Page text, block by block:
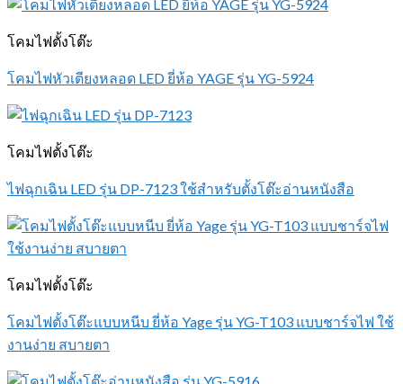
โคมไฟตั้งโต๊ะ
โคมไฟหัวเตียงหลอด LED ยี่ห้อ YAGE รุ่น YG-5924
โคมไฟตั้งโต๊ะ
ไฟฉุกเฉิน LED รุ่น DP-7123 ใช้สำหรับตั้งโต๊ะอ่านหนังสือ
โคมไฟตั้งโต๊ะ
โคมไฟตั้งโต๊ะแบบหนีบ ยี่ห้อ Yage รุ่น YG-T103 แบบชาร์จไฟ ใช้
งานง่าย สบายตา